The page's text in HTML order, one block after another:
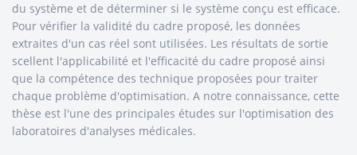
du système et de déterminer si le système conçu est efficace.
Pour vérifier la validité du cadre proposé, les données
extraites d'un cas réel sont utilisées. Les résultats de sortie
scellent l'applicabilité et l'efficacité du cadre proposé ainsi
que la compétence des technique proposées pour traiter
chaque problème d'optimisation. A notre connaissance, cette
thèse est l'une des principales études sur l'optimisation des
laboratoires d'analyses médicales.